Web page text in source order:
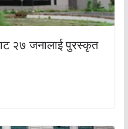
२७ जनालाई पुरस्कृत